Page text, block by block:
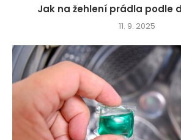
Jak na žehlení prádla podle
11. 9. 2025